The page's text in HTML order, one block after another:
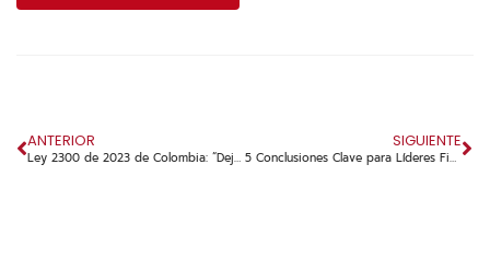
ANTERIOR
Ley 2300 de 2023 de Colombia: “Dejen de Fregar”
SIGUIENTE
5 Conclusiones Clave para Líderes Financieros de Empresas al Adoptar Herramientas de IA Generativa